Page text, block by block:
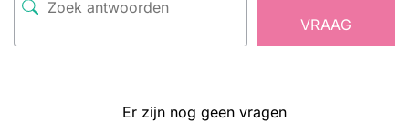
VRAAG
Er zijn nog geen vragen